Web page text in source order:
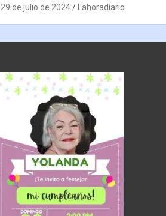
29 de julio de 2024 Lahoradiario